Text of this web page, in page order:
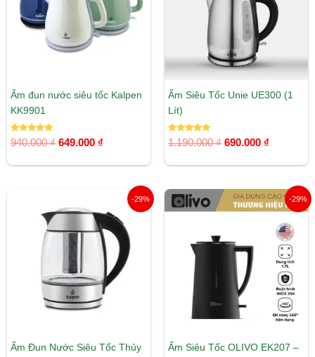
Ấm đun nước siêu tốc Kalpen
KK9901
Được xếp
hạng
940.000₫ 649.000 ₫
Ấm Siêu Tốc Unie UE300 (1
Lít)
Được xếp
hạng
1.190.000₫ 690.000 ₫
-29%
Ấm Đun Nước Siêu Tốc Thủy
gốc
850.000 ₫.
tại
là:
605.000 ₫.
-29%
Ấm Siêu Tốc OLIVO EK207 –
Giá
gốc
1.390.000 ₫.
Giá
hiện
là:
990.000